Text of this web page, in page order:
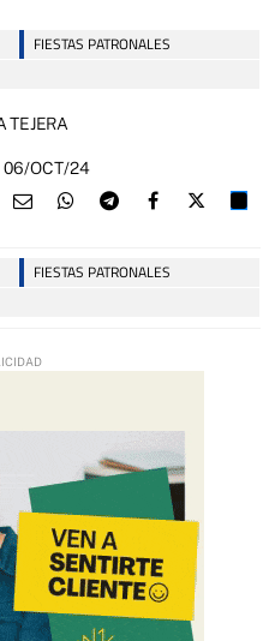
FIESTAS PATRONALES
TEJERA
06/OCT/24
FIESTAS PATRONALES